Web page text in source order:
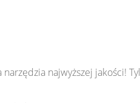
najwyższej jakości!